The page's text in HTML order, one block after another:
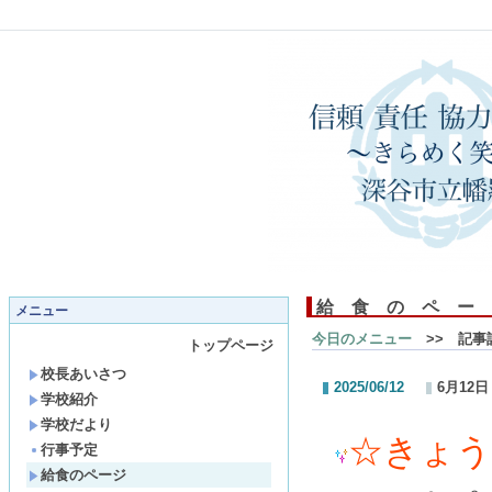
メニュー
トップページ
校長あいさつ
学校紹介
学校だより
行事予定
給食のページ
給 食 の ペ ー
今日のメニュー >> 記事
2025/06/12 6月12
☆きょ